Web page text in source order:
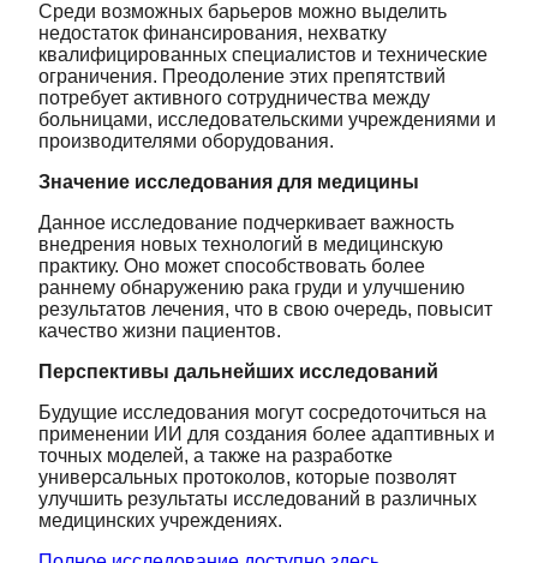
Среди возможных барьеров можно выделить
недостаток финансирования, нехватку
квалифицированных специалистов и технические
ограничения. Преодоление этих препятствий
потребует активного сотрудничества между
больницами, исследовательскими учреждениями и
производителями оборудования.
Значение исследования для медицины
Данное исследование подчеркивает важность
внедрения новых технологий в медицинскую
практику. Оно может способствовать более
раннему обнаружению рака груди и улучшению
результатов лечения, что в свою очередь, повысит
качество жизни пациентов.
Перспективы дальнейших исследований
Будущие исследования могут сосредоточиться на
применении ИИ для создания более адаптивных и
точных моделей, а также на разработке
универсальных протоколов, которые позволят
улучшить результаты исследований в различных
медицинских учреждениях.